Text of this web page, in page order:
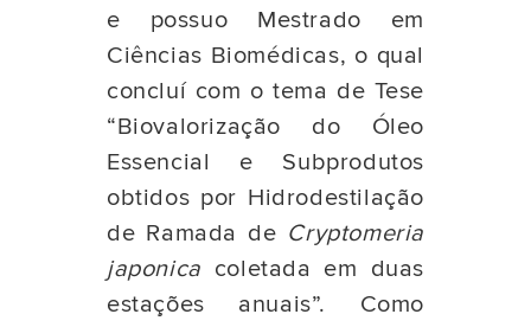
e possuo Mestrado em
Ciências Biomédicas, o qual
concluí com o tema de Tese
“Biovalorização do Óleo
Essencial e Subprodutos
obtidos por Hidrodestilação
de Ramada de Cryptomeria
japonica coletada em duas
estações anuais”. Como